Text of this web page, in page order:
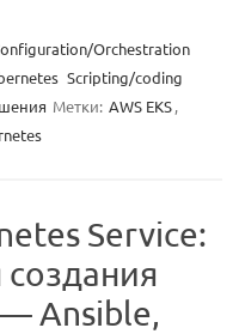
Orchestration
Scripting/coding
Метки: AWS EKS,
Service:
— Ansible,